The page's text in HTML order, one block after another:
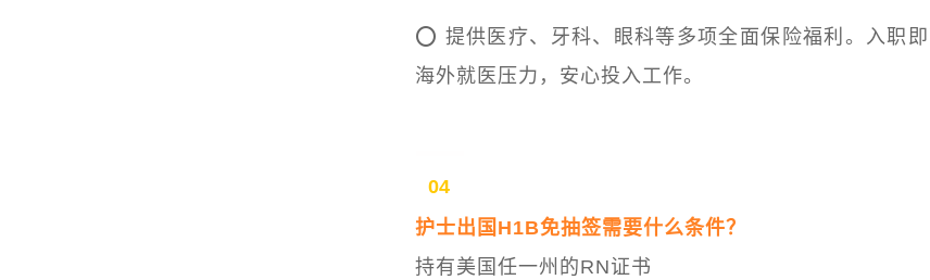
⭕ 提供医疗、牙科、眼科等多项全面保险福利。 入职
海外就医压力，安心投入工作。
04
护士出国H1B免抽签需要什么条件？
持有美国任一州的RN证书